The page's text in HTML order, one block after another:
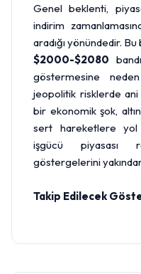
Genel beklenti,
indirim
aradığı yönündedir. Bu
$2000-$2080
göstermesine
jeopolitik risklerde
bir ekonomik şok,
sert hareketlere yol
işgücü piyasası
göstergelerini
Takip Edilecek